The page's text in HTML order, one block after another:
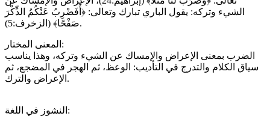
الشيء وتركه: يقول الباري تبارك وتعالى: ﴿أَفَضْرِبُ عَنْكُمُ الذِّكْرَ
صَفْحًا﴾ (الزخرف:5).
المعنى المختار:
الضرب بمعنى الإعراض والإمساك عن الشيء وتركه، وهذا يناسب
سياق الكلام والتدرج في التأديب: الوعظ، ثم الهجر في المضجع، ثم
الإعراض والترك.
النشوز في اللغة: